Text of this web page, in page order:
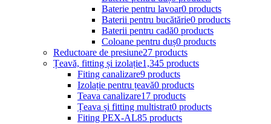
Baterie pentru lavoar0 products
Baterii pentru bucătărie0 products
Baterii pentru cadă0 products
Coloane pentru duș0 products
Reductoare de presiune27 products
Țeavă, fitting și izolație1,345 products
Fiting canalizare9 products
Izolație pentru țeavă0 products
Teava canalizare17 products
Țeava și fitting multistrat0 products
Fiting PEX-AL85 products